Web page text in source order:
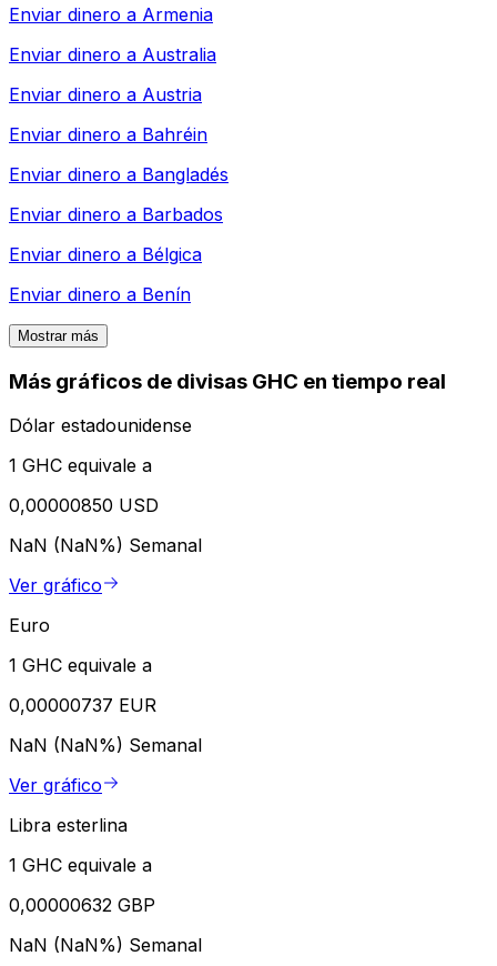
Enviar dinero a Armenia
Enviar dinero a Australia
Enviar dinero a Austria
Enviar dinero a Bahréin
Enviar dinero a Bangladés
Enviar dinero a Barbados
Enviar dinero a Bélgica
Enviar dinero a Benín
Mostrar más
Más gráficos de divisas GHC en tiempo real
Dólar estadounidense
1 GHC equivale a
0,00000850 USD
NaN (NaN%) Semanal
Ver gráfico
Euro
1 GHC equivale a
0,00000737 EUR
NaN (NaN%) Semanal
Ver gráfico
Libra esterlina
1 GHC equivale a
0,00000632 GBP
NaN (NaN%) Semanal